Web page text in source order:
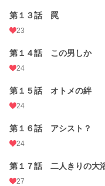
第１３話 罠
23
第１４話 この男しか
24
第１５話 オトメの絆
24
第１６話 アシスト？
24
第１７話 二人きりの大
27